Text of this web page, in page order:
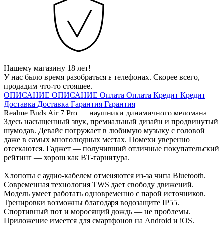
Нашему магазину 18 лет!
У нас было время разобраться в телефонах. Скорее всего,
продадим что-то стоящее.
ОПИСАНИЕ ОПИСАНИЕ Оплата Оплата Кредит Кредит
Доставка Доставка Гарантия Гарантия
Realme Buds Air 7 Pro — наушники динамичного меломана.
Здесь насыщенный звук, премиальный дизайн и продвинутый
шумодав. Девайс погружает в любимую музыку с головой
даже в самых многолюдных местах. Помехи уверенно
отсекаются. Гаджет — получивший отличные покупательский
рейтинг — хорош как BT-гарнитура.
Хлопоты с аудио-кабелем отменяются из-за чипа Bluetooth.
Современная технология TWS дает свободу движений.
Модель умеет работать одновременно с парой источников.
Тренировки возможны благодаря водозащите IP55.
Спортивный пот и моросящий дождь — не проблемы.
Приложение имеется для смартфонов на Android и iOS.